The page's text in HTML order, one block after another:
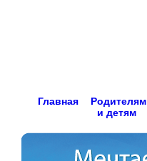
Главная
Родителям
и детям